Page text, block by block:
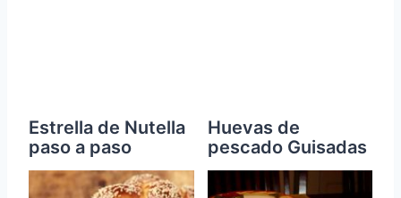
Estrella de Nutella
paso a paso
Huevas de
pescado Guisadas